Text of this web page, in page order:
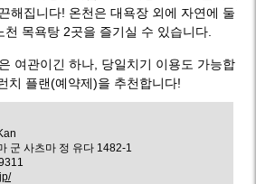
해집니다! 온천은 대욕장 외에 자연에 둘
목욕탕 2곳을 즐기실 수 있습니다.
여관이긴 하나, 당일치기 이용도 가능합
치 플랜(예약제)을 추천합니다!
군 사츠마 정 유다 1482-1